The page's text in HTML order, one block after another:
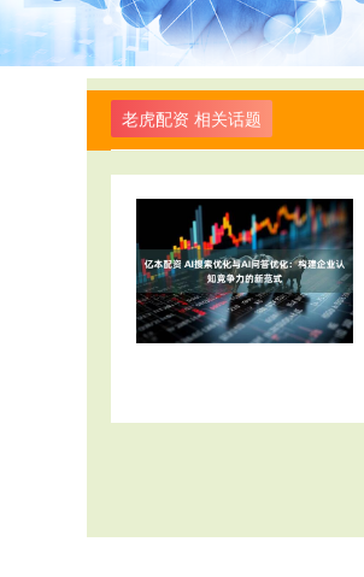
老虎配资 相关话题